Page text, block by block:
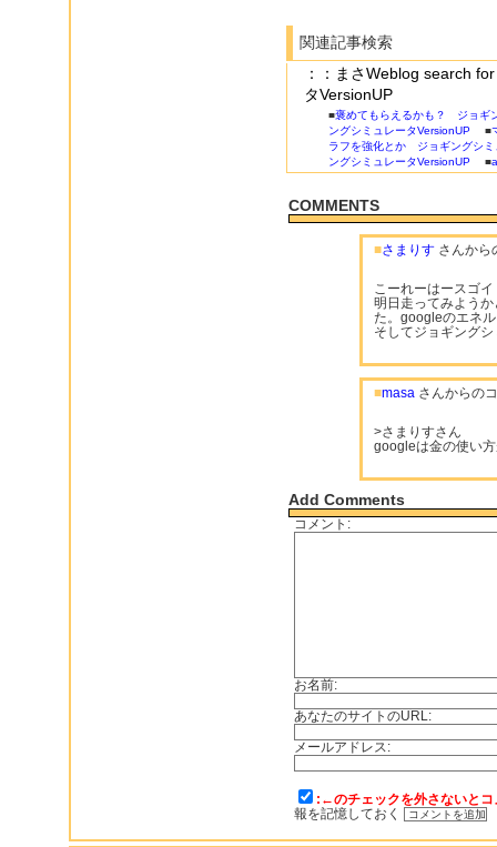
関連記事検索
：：まさWeblog search
タVersionUP
■褒めてもらえるかも？ ジョギ
ングシミュレータVersionUP ■
ラフを強化とか ジョギングシミ
ングシミュレータVersionUP ■
COMMENTS
■さまりす さんから
こーれーはースゴ
明日走ってみよう
た。googleのエネ
そしてジョギング
■masa さんからの
>さまりすさん
googleは金の使い
Add Comments
コメント:
お名前:
あなたのサイトのURL:
メールアドレス:
:←のチェックを外さないと
報を記憶しておく